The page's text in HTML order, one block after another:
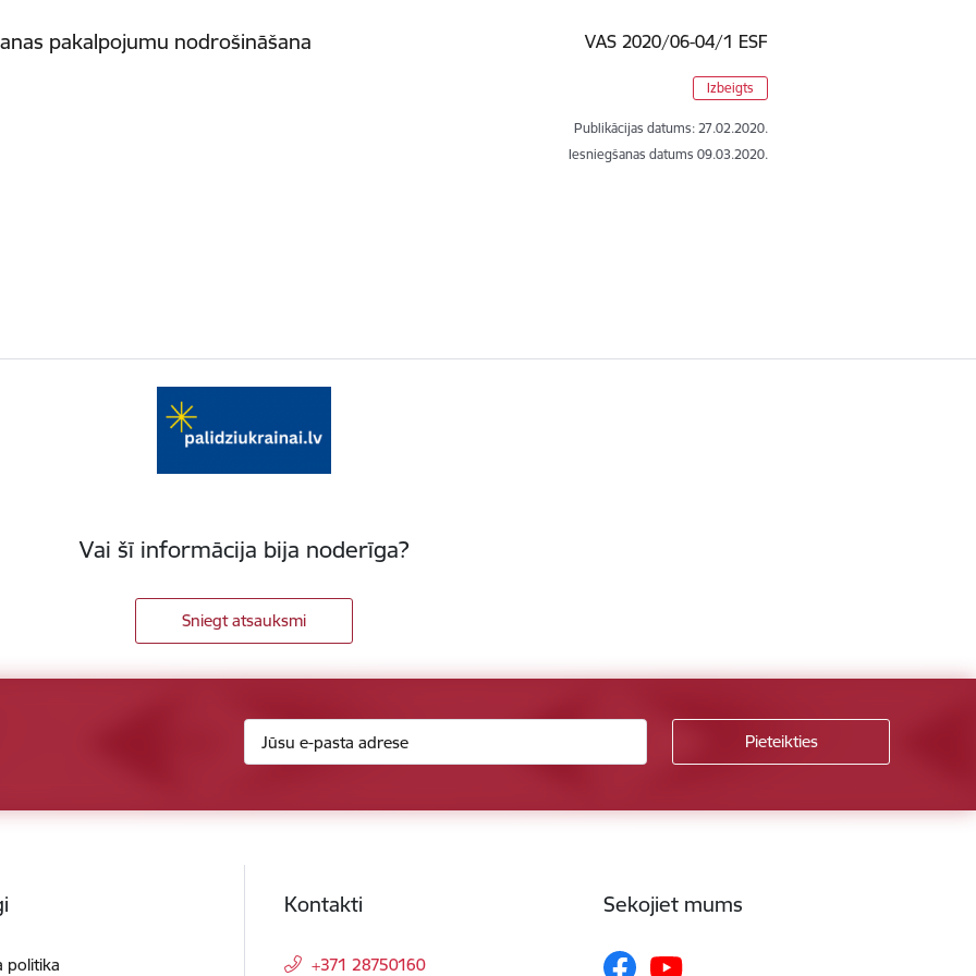
pakalpojumu nodrošināšana VAS 2020/06-04/1 ESF
Izbeigts
Publikācijas datums: 27.02.2020.
Iesniegšanas datums 09.03.2020.
Vai šī informācija bija noderīga?
Sniegt atsauksmi
politika
Kontakti
+371 28750160
Sekojiet mums